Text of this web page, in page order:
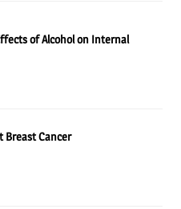
of Alcohol on Internal
Breast Cancer